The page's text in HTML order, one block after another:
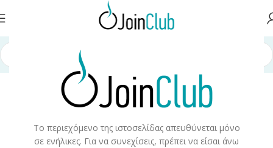
Το περιεχόμενο της ιστοσελίδας απευθύνεται μόνο
σε ενήλικες. Για να συνεχίσεις, πρέπει να είσαι άνω
σελίδα Υγρά Αναπλήρωσης